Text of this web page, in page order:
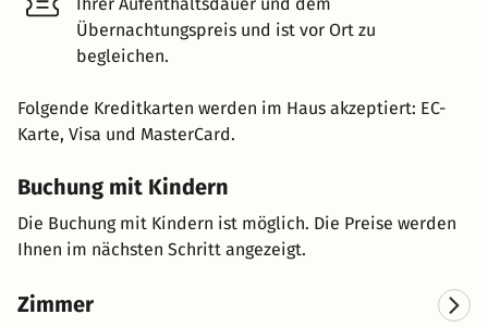
Übernachtungspreis und ist vor Ort zu
begleichen.
Folgende Kreditkarten werden im Haus akzeptiert: EC-
Karte, Visa und MasterCard.
Buchung mit Kindern
Die Buchung mit Kindern ist möglich. Die Preise werden
Ihnen im nächsten Schritt angezeigt.
Zimmer